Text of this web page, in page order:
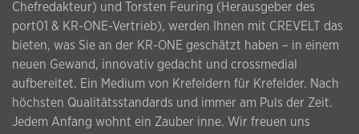
Chefredakteur) und Torsten Feuring (Herausgeber des
port01 & KR-ONE-Vertrieb), werden Ihnen mit CREVELT das
bieten, was Sie an der KR-ONE geschätzt haben – in einem
neuen Gewand, innovativ gedacht und crossmedial
aufbereitet. Ein Medium von Krefeldern für Krefelder. Nach
höchsten Qualitätsstandards und immer am Puls der Zeit.
Jedem Anfang wohnt ein Zauber inne. Wir freuen uns